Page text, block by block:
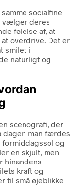
socialfine
vælger deres
følelse af, at
overdrive. Det er
smilet i
naturligt og
scenografi, der
dagen man færdes
og
en skjult, men
hinandens
kraft og
til små øjeblikke